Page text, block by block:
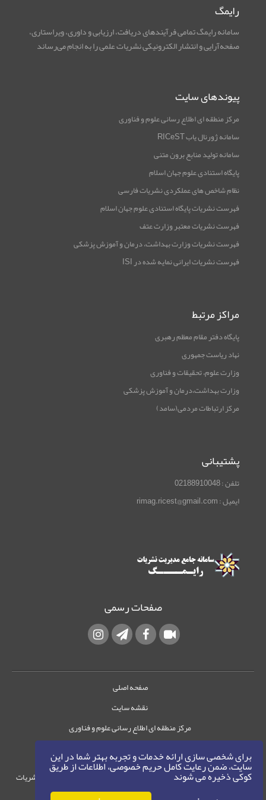
برای شخصی سازی ارائه خدمات و تجربه بهتر شما در این
سایت، ضمن رعایت کامل حریم خصوصی، اطلاعات از طریق
کوکی ذخیره می شوند
رایمگ
سامانه رایمگ تمامی فرآیندهای دریافت، ارزیابی و داوری، ویراستاری،
صفحه‌آرایی و انتشار الکترونیکی نشریات علمی را به انجام می‌رساند
پیوندهای سایت
مرکز منطقه ای اطلاع رسانی علوم و فناوری
سامانه ژورنال یاب RICeST
سامانه تولید منابع برون متنی
پایگاه استنادی علوم جهان اسلام
نظام شاخص های عملکردی نشریات فارسی
فهرست نشریات پایگاه استنادی علوم جهان اسلام
فهرست نشریات معتبر وزارت عتف
فهرست نشریات وزارت بهداشت، درمان و آموزش پزشکی
فهرست نشریات ایرانی نمایه شده در ISI
مراکز مرتبط
پایگاه دفتر مقام معظم رهبری
نهاد ریاست جمهوری
وزارت علوم، تحقیقات و فناوری
وزارت بهداشت،درمان و آموزش پزشکی
مرکز ارتباطات مردمی(سامد)
پشتیبانی
تلفن : 02188910048
ایمیل : rimag.ricest@gmail.com
صفحات رسمی
صفحه اصلی
نقشه سایت
مرکز منطقه ای اطلاع رسانی علوم و فناوری
حقوق این وب‌سایت متعلق به سامانه مدیریت نشریات
رایمگ است.